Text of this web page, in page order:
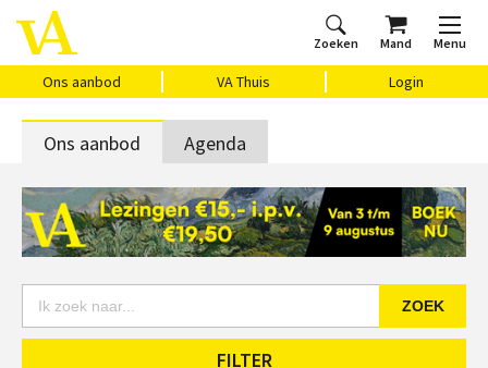
Zoeken Mand Menu
Ons aanbod VA Thuis Login
Home
Ons aanbod
Agenda
VAthuis
Over ons
Vragen?
Cadeaubon
Ons aanbod Agenda
ZOEK
FILTER